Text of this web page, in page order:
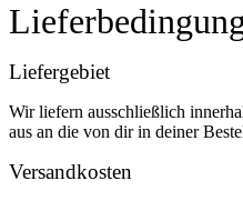
Liefergebiet
Wir liefern ausschließlich
aus an die von dir in deiner
Versandkosten